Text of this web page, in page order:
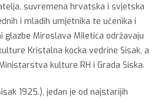
suvremena hrvatska i svjetska
i mladih umjetnika te učenika i
glazbe Miroslava Miletića održavaju
Kristalna kocka vedrine Sisak, a
kulture RH i Grada Siska.
1925.), jedan je od najstarijih